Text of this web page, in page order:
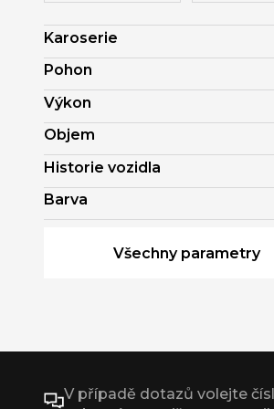
Karoserie
Pohon
Výkon
Objem
Historie vozidla
Barva
Všechny parametry
V případě dotazů volejte